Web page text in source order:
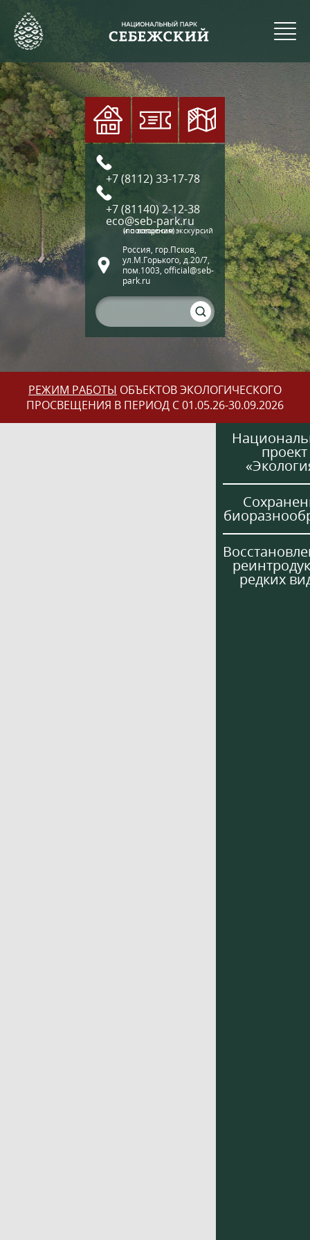
+7 (8112) 33-17-78
+7 (81140) 2-12-38
eco@seb-park.ru
(по вопросам экскурсий и посещения)
Россия, гор.Псков,
ул.М.Горького, д.20/7,
пом.1003, official@seb-
park.ru
РЕЖИМ РАБОТЫ ОБЪЕКТОВ ЭКОЛОГИЧЕСКОГО
ПРОСВЕЩЕНИЯ В ПЕРИОД С 01.05.26-30.09.2026
проект
редких